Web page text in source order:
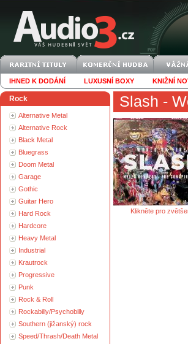
IHNED K DODÁNÍ LUXUSNÍ BOXY KNIŽNÍ
Rock
Alternative Metal
Alternative Rock
Black Metal
Bluegrass
Doom Metal
Garage
Gothic
Guitar Hero
Hard Rock
Hardcore
Heavy Metal
Industrial
Krautrock
Progressive
Punk
Rock & Roll
Rockabilly/Psychobilly
Southern (jižanský) rock
Speed/Thrash/Death Metal
Slash -
Klikněte pro